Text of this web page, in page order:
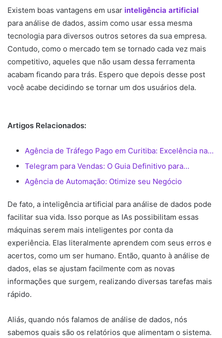
Existem boas vantagens em usar inteligência artificial
para análise de dados, assim como usar essa mesma
tecnologia para diversos outros setores da sua empresa.
Contudo, como o mercado tem se tornado cada vez mais
competitivo, aqueles que não usam dessa ferramenta
acabam ficando para trás. Espero que depois desse post
você acabe decidindo se tornar um dos usuários dela.
Artigos Relacionados:
Agência de Tráfego Pago em Curitiba: Excelência na…
Telegram para Vendas: O Guia Definitivo para…
Agência de Automação: Otimize seu Negócio
De fato, a inteligência artificial para análise de dados pode
facilitar sua vida. Isso porque as IAs possibilitam essas
máquinas serem mais inteligentes por conta da
experiência. Elas literalmente aprendem com seus erros e
acertos, como um ser humano. Então, quanto à análise de
dados, elas se ajustam facilmente com as novas
informações que surgem, realizando diversas tarefas mais
rápido.
Aliás, quando nós falamos de análise de dados, nós
sabemos quais são os relatórios que alimentam o sistema.